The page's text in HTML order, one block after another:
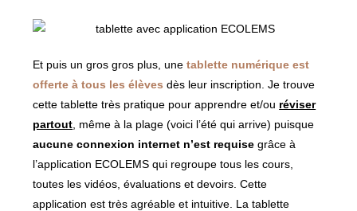
Et puis un gros gros plus, unetablette numérique est
offerte à tous les élèves dès leur inscription. Je trouve
cette tablette très pratique pour apprendre et/ou réviser
partout , même à la plage (voici l’été qui arrive) puisque
aucune connexion internet n’est requise grâce à
l’application ECOLEMS qui regroupe tous les cours,
toutes les vidéos, évaluations et devoirs. Cette
application est très agréable et intuitive. La tablette